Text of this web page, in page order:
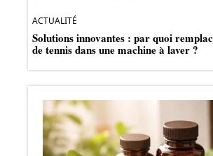
ACTUALITÉ
Solutions innovantes : par quoi
de tennis dans une machine à laver ?